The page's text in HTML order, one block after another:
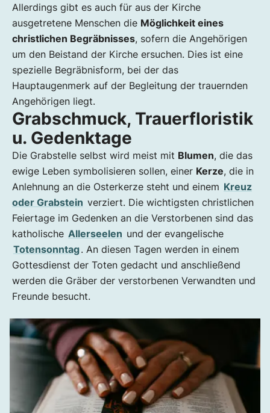
Allerdings gibt es auch für aus der Kirche
ausgetretene Menschen die Möglichkeit eines
christlichen Begräbnisses, sofern die Angehörigen
um den Beistand der Kirche ersuchen. Dies ist eine
spezielle Begräbnisform, bei der das
Hauptaugenmerk auf der Begleitung der trauernden
Angehörigen liegt.
Grabschmuck, Trauerfloristik
u. Gedenktage
Die Grabstelle selbst wird meist mit Blumen, die das
ewige Leben symbolisieren sollen, einer Kerze, die in
Anlehnung an die Osterkerze steht und einem Kreuz
oder Grabstein verziert. Die wichtigsten christlichen
Feiertage im Gedenken an die Verstorbenen sind das
katholische Allerseelen und der evangelische
Totensonntag. An diesen Tagen werden in einem
Gottesdienst der Toten gedacht und anschließend
werden die Gräber der verstorbenen Verwandten und
Freunde besucht.